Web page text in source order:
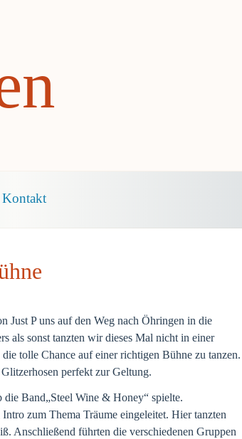
Kontakt
Just P uns auf den Weg nach Öhringen in die
als sonst tanzten wir dieses Mal nicht in einer
tolle Chance auf einer richtigen Bühne zu tanzen.
perfekt zur Geltung.
Band„Steel Wine & Honey“ spielte.
zum Thema Träume eingeleitet. Hier tanzten
Anschließend führten die verschiedenen Gruppen